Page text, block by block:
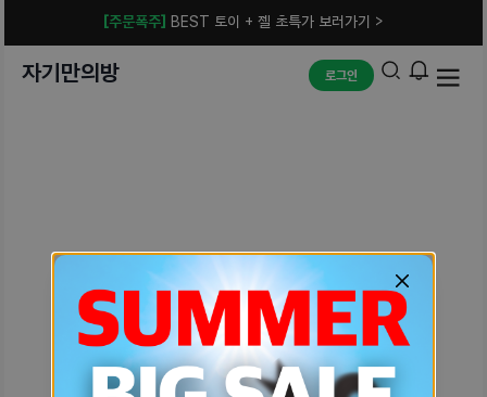
[주문폭주] BEST 토이 + 젤 초특가 보러가기 >
자기만의방 로그인
예상치 못한 에러입니다.